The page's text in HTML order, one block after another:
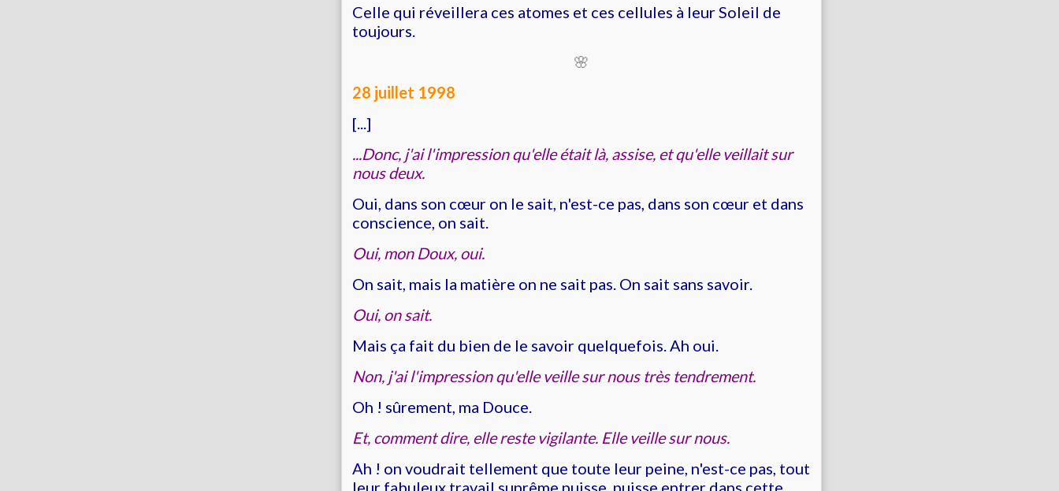
Celle qui réveillera ces atomes et ces cellules à leur Soleil de
toujours.
🌸
28 juillet 1998
[...]
...Donc, j'ai l'impression qu'elle était là, assise, et qu'elle veillait sur
nous deux.
Oui, dans son cœur on le sait, n'est-ce pas, dans son cœur et dans
conscience, on sait.
Oui, mon Doux, oui.
On sait, mais la matière on ne sait pas. On sait sans savoir.
Oui, on sait.
Mais ça fait du bien de le savoir quelquefois. Ah oui.
Non, j'ai l'impression qu'elle veille sur nous très tendrement.
Oh ! sûrement, ma Douce.
Et, comment dire, elle reste vigilante. Elle veille sur nous.
Ah ! on voudrait tellement que toute leur peine, n'est-ce pas, tout
leur fabuleux travail suprême puisse, puisse entrer dans cette